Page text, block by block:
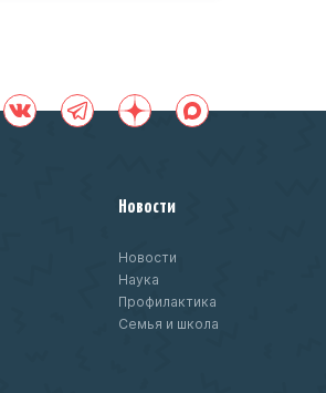
Новости
Новости
Наука
Профилактика
Семья и школа